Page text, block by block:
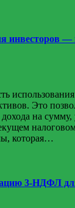
инвесторов —
Это
на
которая…
3-НДФЛ